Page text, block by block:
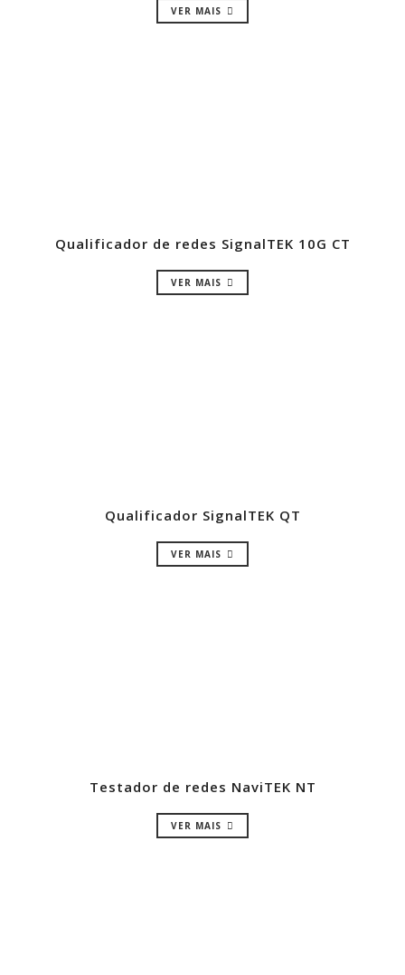
VER MAIS
Qualificador de redes SignalTEK 10G CT
VER MAIS
Qualificador SignalTEK QT
VER MAIS
Testador de redes NaviTEK NT
VER MAIS